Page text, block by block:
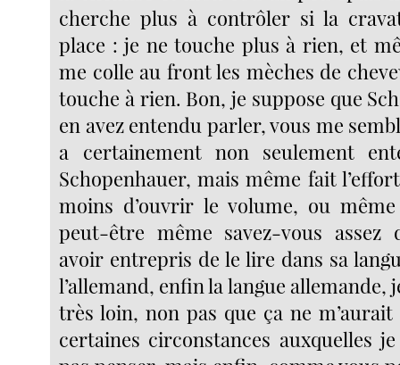
cherche plus à contrôler si la
place : je ne touche plus à rien, et
me colle au front les mèches de
touche à rien. Bon, je suppose que
en avez entendu parler, vous me
a certainement non seulement
Schopenhauer, mais même fait
moins d’ouvrir le volume, ou
peut-être même savez-vous assez
avoir entrepris de le lire dans sa
l’allemand, enfin la langue allemande,
très loin, non pas que ça ne
certaines circonstances auxquelles